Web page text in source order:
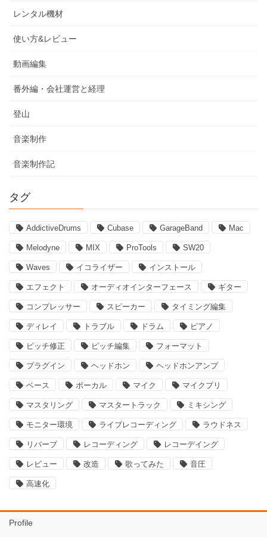
レンタル機材
使い方&レビュー
動画編集
番外編・会社運営と経理
登山
音楽制作
音楽制作記
タグ
AddictiveDrums Cubase GarageBand Mac
Melodyne MIX ProTools SW20
Waves イコライザー インストール
エフェクト オーディオインターフェース ギター
コンプレッサー スピーカー タイミング編集
ディレイ トラブル ドラム ピアノ
ピッチ修正 ピッチ編集 フォーマット
プラグイン ヘッドホン ヘッドホンアンプ
ベース ボーカル マイク マイクプリ
マスタリング マスタートラック ミキシング
モニター環境 ライブレコーディング ラウドネス
リバーブ レコーディング レコーデイング
レビュー 改造 歌ってみた 音圧
高速化
Profile